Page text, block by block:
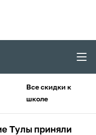
Все скидки к
школе
Тулы приняли